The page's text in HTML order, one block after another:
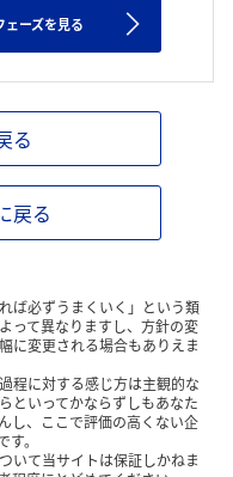
ーズを見る
る
戻る
ば必ずうまくいく」という類
って異なりますし、方針の変
に変更される場合もありえま
程に対する感じ方は主観的な
といってかならずしもあなた
し、ここで評価の高くない企
。
いて当サイトは保証しかねま